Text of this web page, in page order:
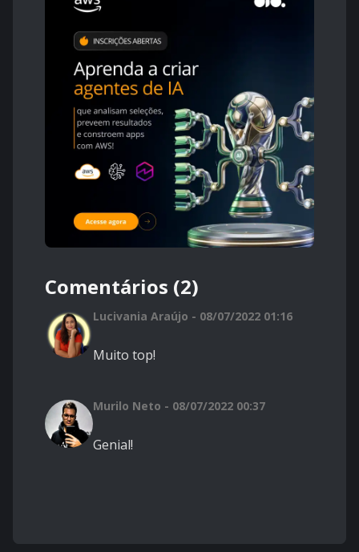
Comentários (2)
Lucivania Araújo - 08/07/2022 01:16
Muito top!
Murilo Neto - 08/07/2022 00:37
Genial!